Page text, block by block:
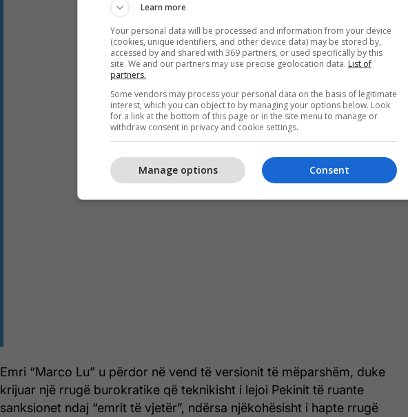
Emri “Marco Lu” u përdor në vend të versionit të mëparshëm, duke
krijuar një rrugë burokratike që teknikisht i lejoi Pekinit të ruante
sanksionet ndaj “emrit të vjetër”, ndërsa njëkohësisht i hapte rrugë
Learn more
Your personal data will be processed and information from your device
(cookies, unique identifiers, and other device data) may be stored by,
accessed by and shared with 369 partners, or used specifically by this
site. We and our partners may use precise geolocation data. List of
partners.
Some vendors may process your personal data on the basis of legitimate
interest, which you can object to by managing your options below. Look
for a link at the bottom of this page or in the site menu to manage or
withdraw consent in privacy and cookie settings.
Consent
Manage options